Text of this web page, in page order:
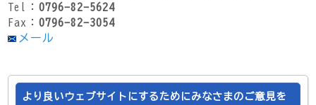
Tel：0796-82-5624
Fax：0796-82-3054
メール
より良いウェブサイトにするためにみなさまのご意見を